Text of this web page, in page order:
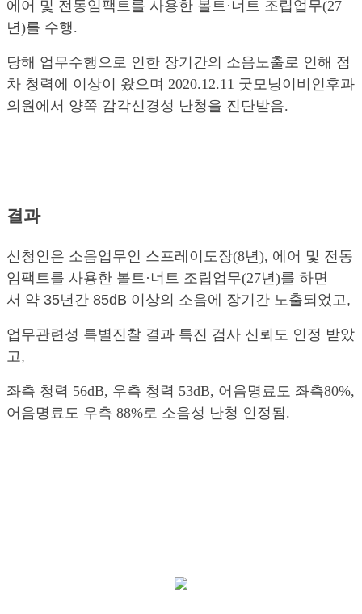
에어 및 전동임팩트를 사용한 볼트·너트 조립업무(27
년)를 수행.
당해 업무수행으로 인한 장기간의 소음노출로 인해 점
차 청력에 이상이 왔으며 2020.12.11 굿모닝이비인후과
의원에서 양쪽 감각신경성 난청을 진단받음.
결과
신청인은 소음업무인 스프레이도장(8년), 에어 및 전동
임팩트를 사용한 볼트·너트 조립업무(27년)를 하면
서 약 35년간 85dB 이상의 소음에 장기간 노출되었고,
업무관련성 특별진찰 결과 특진 검사 신뢰도 인정 받았
고,
좌측 청력 56dB, 우측 청력 53dB, 어음명료도 좌측80%,
어음명료도 우측 88%로 소음성 난청 인정됨.